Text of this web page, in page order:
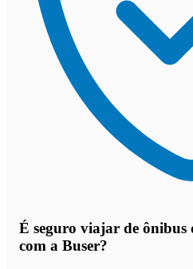
É seguro viajar de
com a Buser?